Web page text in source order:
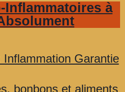
Inflammatoires à
Garantie
bonbons et aliments